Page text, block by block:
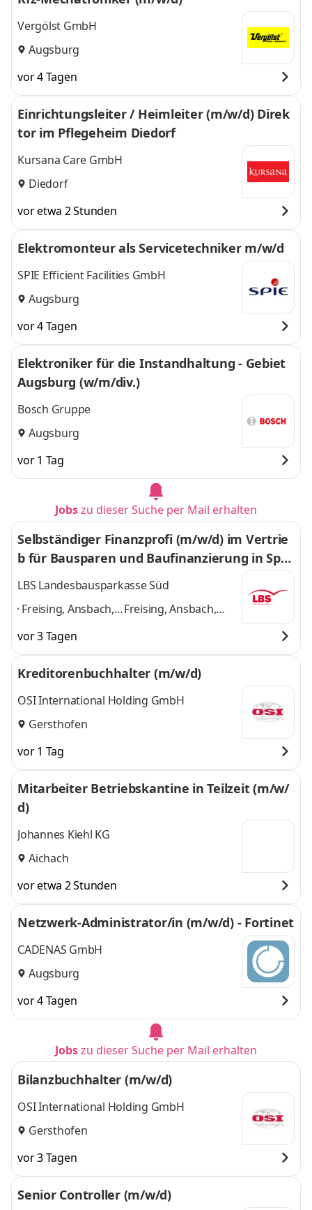
Vergölst GmbH
Augsburg
vor 4 Tagen
Einrichtungsleiter / Heimleiter (m/w/d) Direk
tor im Pflegeheim Diedorf
Kursana Care GmbH
Diedorf
vor etwa 2 Stunden
Elektromonteur als Servicetechniker m/w/d
SPIE Efficient Facilities GmbH
Augsburg
vor 4 Tagen
Elektroniker für die Instandhaltung - Gebiet
Augsburg (w/m/div.)
Bosch Gruppe
Augsburg
vor 1 Tag
Jobszu dieser Suche per Mail erhalten
Selbständiger Finanzprofi (m/w/d) im Vertrie
b für Bausparen und Baufinanzierung in Spar
kassenkooperation
LBS Landesbausparkasse Süd
Freising, Ansbach,
Berchtesgaden,
Roth, Augsburg,
Aschaffenburg,
Landshut,
Straubing, Fürth
Freising, Ansbach,
Augsburg,
Aschaffenburg,
Landshut, Straubing,
Fürth und 8 weitere
vor 3 Tagen
Kreditorenbuchhalter (m/w/d)
OSI International Holding GmbH
Gersthofen
vor 1 Tag
Mitarbeiter Betriebskantine in Teilzeit (m/w/
d)
Johannes Kiehl KG
Aichach
vor etwa 2 Stunden
Netzwerk-Administrator/in (m/w/d) - Fortinet
CADENAS GmbH
Augsburg
vor 4 Tagen
Jobszu dieser Suche per Mail erhalten
Bilanzbuchhalter (m/w/d)
OSI International Holding GmbH
Gersthofen
vor 3 Tagen
Senior Controller (m/w/d)